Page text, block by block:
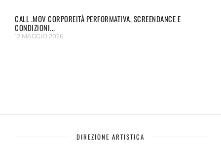
CALL .MOV CORPOREITÀ PERFORMATIVA, SCREENDANCE E
CONDIZIONI...
12 MAGGIO 2026
DIREZIONE ARTISTICA